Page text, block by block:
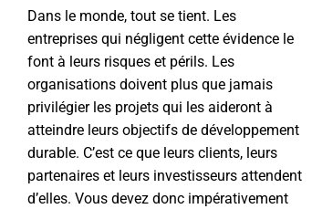
Dans le monde, tout se tient. Les
entreprises qui négligent cette évidence le
font à leurs risques et périls. Les
organisations doivent plus que jamais
privilégier les projets qui les aideront à
atteindre leurs objectifs de développement
durable. C’est ce que leurs clients, leurs
partenaires et leurs investisseurs attendent
d’elles. Vous devez donc impérativement